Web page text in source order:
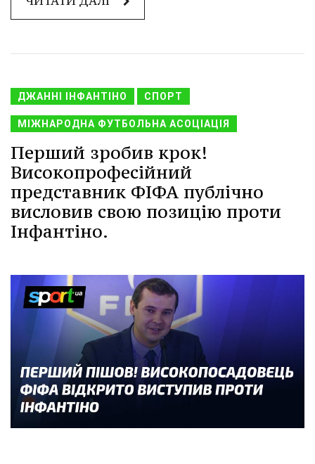
ДЖАННІ ІНФАНТІНО СПОРТ
МІЖНАРОДНА ФУТБОЛЬНА АСОЦІАЦІЯ
Перший зробив крок!
Високопрофесійний
представник ФІФА публічно
висловив свою позицію проти
Інфантіно.